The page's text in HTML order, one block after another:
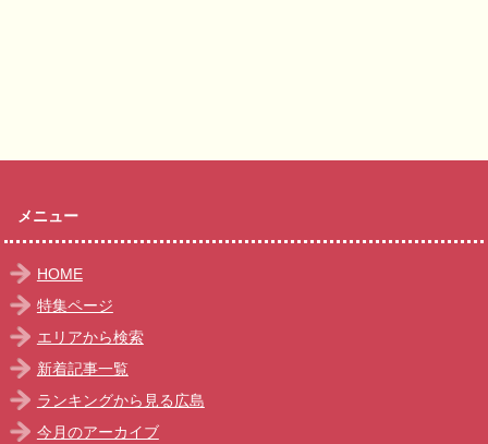
メニュー
HOME
特集ページ
エリアから検索
新着記事一覧
ランキングから見る広島
今月のアーカイブ